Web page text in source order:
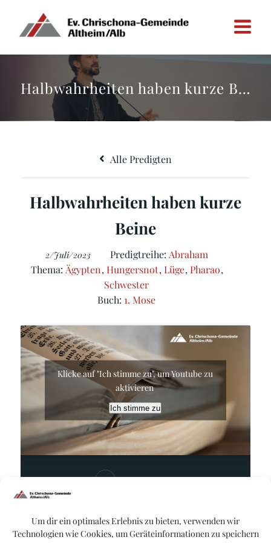
Um dir ein optimales Erlebnis zu bieten, verwenden wir
Technologien wie Cookies, um Geräteinformationen zu speichern
Inhalt
Halbwahrheiten haben kurze Beine
Alle Predigten
Halbwahrheiten haben kurze
Beine
2/Juli/2023 Predigtreihe: Abraham
Thema: Ägypten, Hungersnot, Lüge, Pharao,
Schwester
Buch: 1. Mose
Klicke auf "Ich stimme zu", um Youtube zu
aktivieren
Ich stimme zu
Matthias Rupp